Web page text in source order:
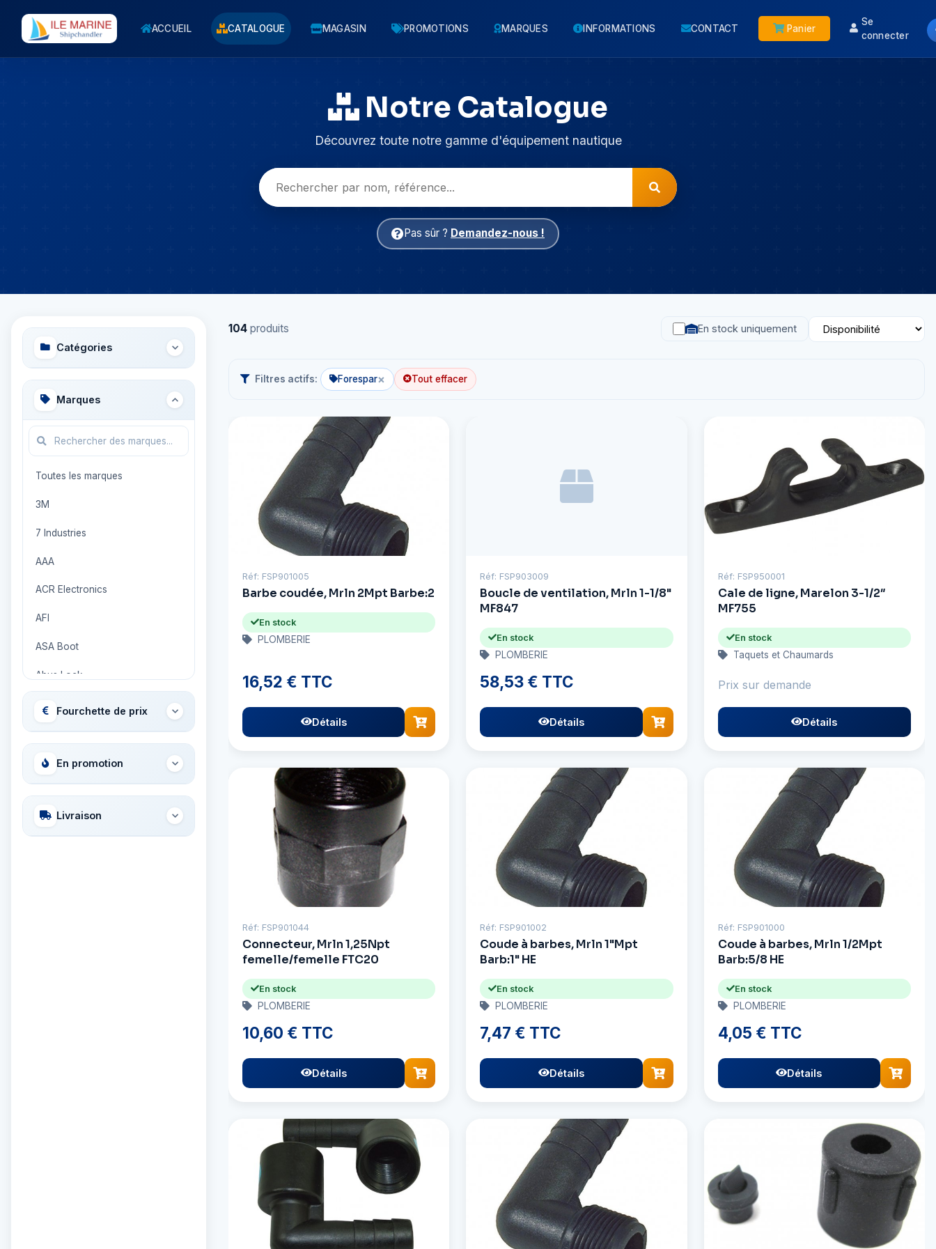
ACCUEIL CATALOGUE MAGASIN PROMOTIONS MARQUES INFORMATIONS CONTACT Panier
Se
connecter
Notre Catalogue
Découvrez toute notre gamme d'équipement nautique
Pas sûr ? Demandez-nous !
Catégories
Marques
Toutes les marques
3M
7 Industries
AAA
ACR Electronics
AFI
ASA Boot
Abus Lock
Airhead
Allied International
Ameritool
Fourchette de prix
En promotion
Livraison
104 produits En stock uniquement
Filtres actifs: Forespar× Tout effacer
Réf: FSP901005
Barbe coudée, Mrln 2Mpt Barbe:2
En stock
PLOMBERIE
16,52 € TTC
Détails
Réf: FSP903009
Boucle de ventilation, Mrln 1-1/8"
MF847
En stock
PLOMBERIE
58,53 € TTC
Détails
Réf: FSP950001
Cale de ligne, Marelon 3-1/2″
MF755
En stock
Taquets et Chaumards
Prix sur demande
Détails
Réf: FSP901044
Connecteur, Mrln 1,25Npt
femelle/femelle FTC20
En stock
PLOMBERIE
10,60 € TTC
Détails
Réf: FSP901002
Coude à barbes, Mrln 1"Mpt
Barb:1" HE
En stock
PLOMBERIE
7,47 € TTC
Détails
Réf: FSP901000
Coude à barbes, Mrln 1/2Mpt
Barb:5/8 HE
En stock
PLOMBERIE
4,05 € TTC
Détails